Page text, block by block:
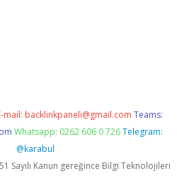
mail: backlinkpaneli@gmail.com Teams:
Whatsapp: 0262 606 0 726 Telegram:
@karabul
Sayılı Kanun gereğince Bilgi Teknolojileri